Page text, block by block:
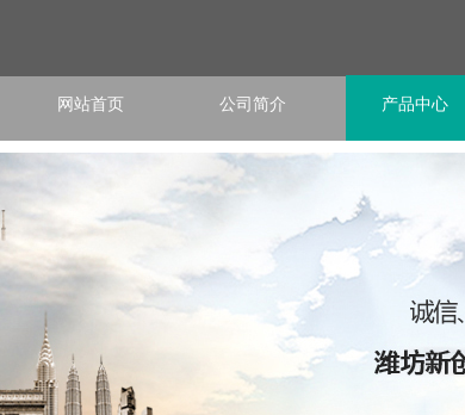
网站首页 公司简介 产品中心